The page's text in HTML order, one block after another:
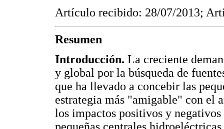
Artículo recibido: 28/07/2013;
Resumen
Introducción. La creciente
y global por la búsqueda de
que ha llevado a concebir las
estrategia más "amigable" con el
los impactos positivos y